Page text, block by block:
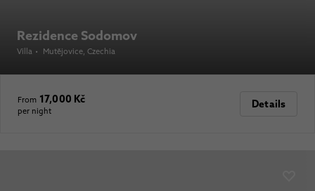
Rezidence Sodomov
Villa • Mutějovice, Czechia
From 17,000 Kč
per night
Details